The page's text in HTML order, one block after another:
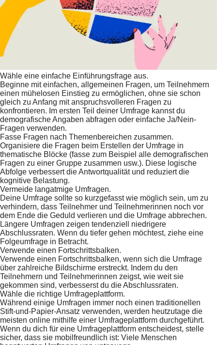
Wähle eine einfache Einführungsfrage aus.
Beginne mit einfachen, allgemeinen Fragen, um Teilnehmern
einen mühelosen Einstieg zu ermöglichen, ohne sie schon
gleich zu Anfang mit anspruchsvolleren Fragen zu
konfrontieren. Im ersten Teil deiner Umfrage kannst du
demografische Angaben abfragen oder einfache Ja/Nein-
Fragen verwenden.
Fasse Fragen nach Themenbereichen zusammen.
Organisiere die Fragen beim Erstellen der Umfrage in
thematische Blöcke (fasse zum Beispiel alle demografischen
Fragen zu einer Gruppe zusammen usw.). Diese logische
Abfolge verbessert die Antwortqualität und reduziert die
kognitive Belastung.
Vermeide langatmige Umfragen.
Deine Umfrage sollte so kurzgefasst wie möglich sein, um zu
verhindern, dass Teilnehmer und Teilnehmerinnen noch vor
dem Ende die Geduld verlieren und die Umfrage abbrechen.
Längere Umfragen zeigen tendenziell niedrigere
Abschlussraten. Wenn du tiefer gehen möchtest, ziehe eine
Folgeumfrage in Betracht.
Verwende einen Fortschrittsbalken.
Verwende einen Fortschrittsbalken, wenn sich die Umfrage
über zahlreiche Bildschirme erstreckt. Indem du den
Teilnehmern und Teilnehmerinnen zeigst, wie weit sie
gekommen sind, verbesserst du die Abschlussraten.
Wähle die richtige Umfrageplattform.
Während einige Umfragen immer noch einen traditionellen
Stift-und-Papier-Ansatz verwenden, werden heutzutage die
meisten online mithilfe einer Umfrageplattform durchgeführt.
Wenn du dich für eine Umfrageplattform entscheidest, stelle
sicher, dass sie mobilfreundlich ist: Viele Menschen